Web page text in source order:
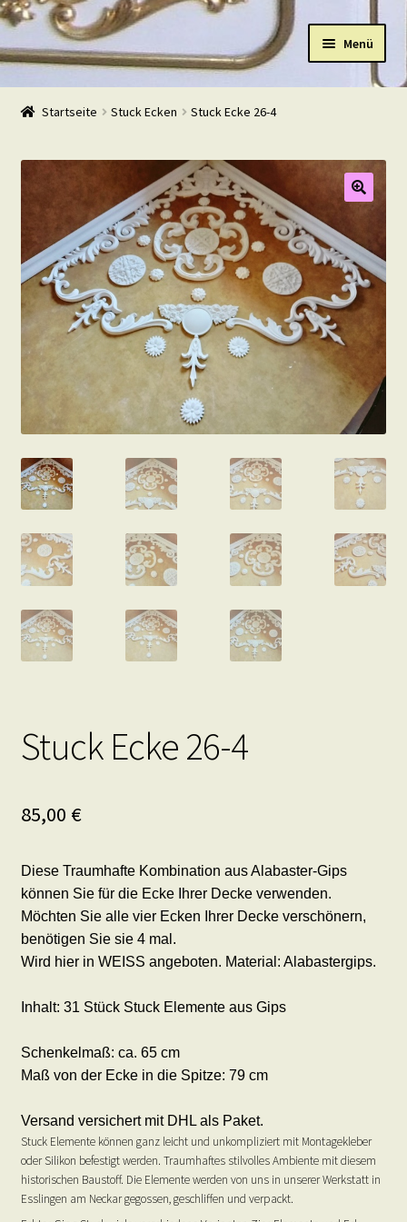
Navigation
Zum
Inhalt
Menü
Start
Warenkorb
Mein Konto
Kasse
Beispiele
Startseite Stuck Ecken Stuck Ecke 26-4
Stuck Ecke 26-4
85,00 €
Diese Traumhafte Kombination aus Alabaster-Gips
können Sie für die Ecke Ihrer Decke verwenden.
Möchten Sie alle vier Ecken Ihrer Decke verschönern,
benötigen Sie sie 4 mal.
Wird hier in WEISS angeboten. Material: Alabastergips.
Inhalt: 31 Stück Stuck Elemente aus Gips
Schenkelmaß: ca. 65 cm
Maß von der Ecke in die Spitze: 79 cm
Versand versichert mit DHL als Paket.
Stuck Elemente können ganz leicht und unkompliziert mit Montagekleber
oder Silikon befestigt werden. Traumhaftes stilvolles Ambiente mit diesem
historischen Baustoff. Die Elemente werden von uns in unserer Werkstatt in
Esslingen am Neckar gegossen, geschliffen und verpackt.